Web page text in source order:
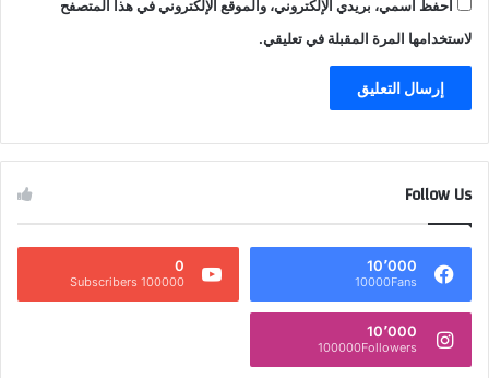
احفظ اسمي، بريدي الإلكتروني، والموقع الإلكتروني في هذا المتصفح
لاستخدامها المرة المقبلة في تعليقي.
Follow Us
10٬000
10000Fans
0
100000 Subscribers
10٬000
100000Followers